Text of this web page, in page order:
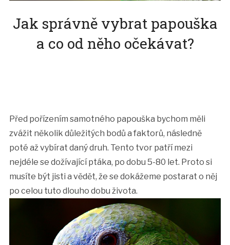
Jak správně vybrat papouška
a co od něho očekávat?
Před pořízením samotného papouška bychom měli
zvážit několik důležitých bodů a faktorů, následně
poté až vybírat daný druh. Tento tvor patří mezi
nejdéle se dožívající ptáka, po dobu 5-80 let. Proto si
musíte být jisti a vědět, že se dokážeme postarat o něj
po celou tuto dlouho dobu života.